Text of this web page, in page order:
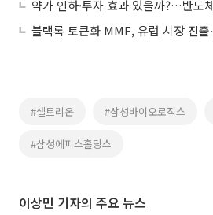
블랙록 토큰화 MMF, 유럽 시장 진출
#셀트리온 #삼성바이오로직스
#삼성에피스홀딩스
이상민 기자의 주요 뉴스